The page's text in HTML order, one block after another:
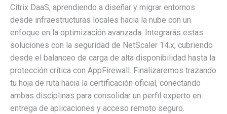
Citrix DaaS, aprendiendo a diseñar y migrar entornos
desde infraestructuras locales hacia la nube con un
enfoque en la optimización avanzada. Integrarás estas
soluciones con la seguridad de NetScaler 14.x, cubriendo
desde el balanceo de carga de alta disponibilidad hasta la
protección crítica con AppFirewall. Finalizaremos trazando
tu hoja de ruta hacia la certificación oficial, conectando
ambas disciplinas para consolidar un perfil experto en
entrega de aplicaciones y acceso remoto seguro.